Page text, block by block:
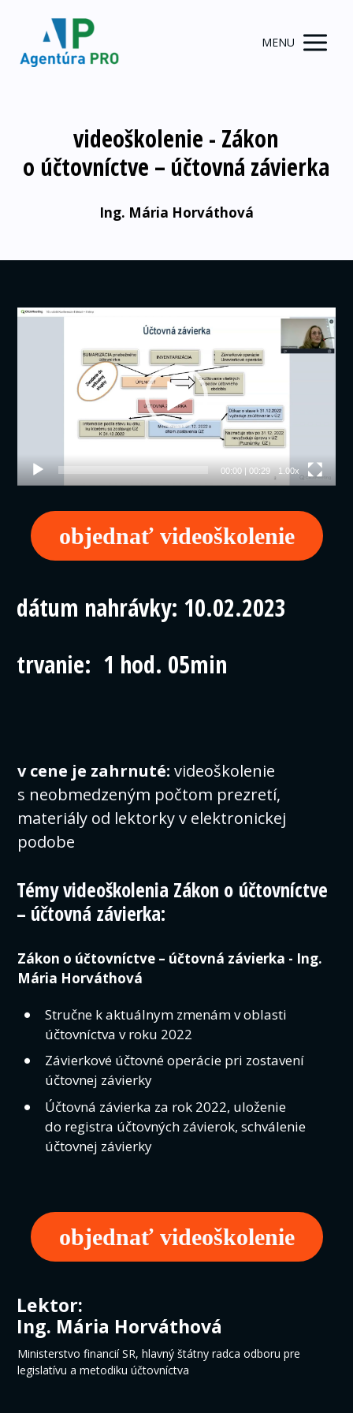
MENU
videoškolenie - Zákon
o účtovníctve – účtovná závierka
Ing. Mária Horváthová
Video
00:00| 00:29 1.00x
objednať videoškolenie
dátum nahrávky: 10.02.2023
trvanie: 1 hod. 05min
v cene je zahrnuté:videoškolenie
s neobmedzeným počtom prezretí,
materiály od lektorky v elektronickej
podobe
Témy videoškolenia Zákon o účtovníctve
– účtovná závierka:
Zákon o účtovníctve – účtovná závierka - Ing.
Mária Horváthová
Stručne k aktuálnym zmenám v oblasti
účtovníctva v roku 2022
Závierkové účtovné operácie pri zostavení
účtovnej závierky
Účtovná závierka za rok 2022, uloženie
do registra účtovných závierok, schválenie
účtovnej závierky
objednať videoškolenie
Lektor:
Ing. Mária Horváthová
Ministerstvo financií SR, hlavný štátny radca odboru pre
legislatívu a metodiku účtovníctva